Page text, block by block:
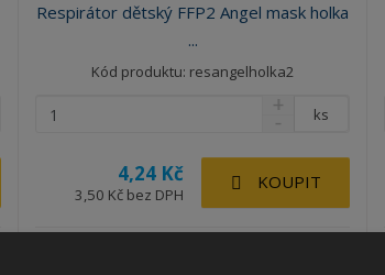
Respirátor dětský FFP2 Angel mask holka
...
Kód produktu: resangelholka2
4,24 Kč
3,50 Kč bez DPH
ks
KOUPIT